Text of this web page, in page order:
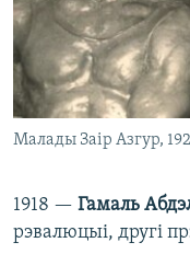
Малады Заір Азгур,
1918 — Гамаль
рэвалюцыі, другі